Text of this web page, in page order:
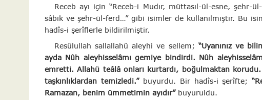
Receb ayı için “Receb-i Mudır, müttasıl-ül-esne,
sâbık ve şehr-ül-ferd…” gibi isimler de kullanılmıştır. Bu
hadîs-i şerîflerle bildirilmiştir.
Resûlullah sallallahü aleyhi ve sellem; “Uyanınız ve
ayda Nûh aleyhisselâmı gemiye bindirdi. Nûh
emretti. Allahü teâlâ onları kurtardı, boğulmaktan
taşkınlıklardan temizledi.” buyurdu. Bir hadîs-i şerîfte;
Ramazan, benim ümmetimin ayıdır” buyuruldu.